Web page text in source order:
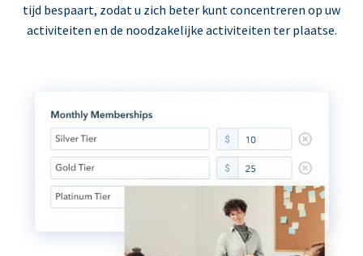
tijd bespaart, zodat u zich beter kunt concentreren op uw
activiteiten en de noodzakelijke activiteiten ter plaatse.